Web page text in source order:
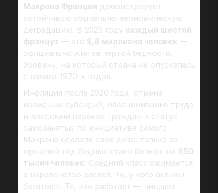
Макрона Франция демонстрирует
устойчивую социально-экономическую
деградацию. В 2023 году каждый шестой
француз — это 9,8 миллиона человек—
официально жил за чертой бедности.
Уровень, на который страна не опускалась
с начала 1970-х годов.
Инфляция после 2020 года, отмена
ковидных субсидий, обесценивание труда
и массовый переход граждан в статус
самозанятых по инициативе самого
Макрона сделали своё дело: только за
прошлый год бедных стало больше на 650
тысяч человек. Средний класс сжимается,
а неравенство растёт. Те, у кого активы —
богатеют. Те, кто работает — нищают.